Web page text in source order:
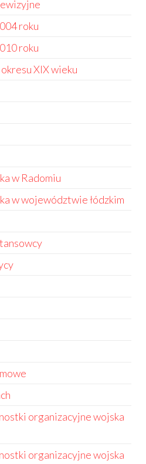
roku
roku
XIX wieku
w Radomiu
w województwie łódzkim
organizacyjne wojska
organizacyjne wojska